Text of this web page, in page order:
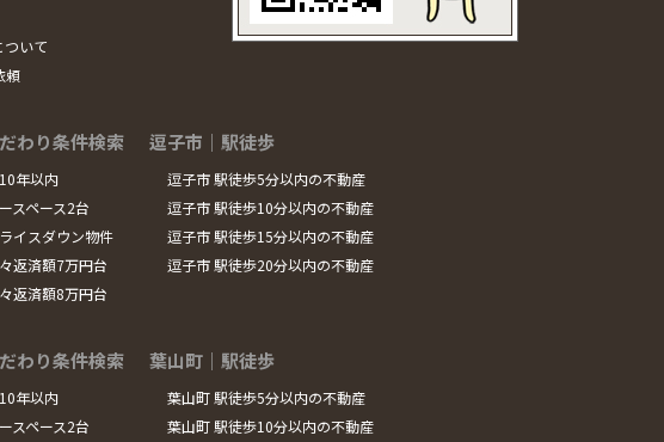
ついて
頼
わり条件検索
年以内
スペース2台
イスダウン物件
返済額7万円台
返済額8万円台
逗子市｜駅徒歩
逗子市 駅徒歩5分以内の不動産
逗子市 駅徒歩10分以内の不動産
逗子市 駅徒歩15分以内の不動産
逗子市 駅徒歩20分以内の不動産
わり条件検索
年以内
スペース2台
葉山町｜駅徒歩
葉山町 駅徒歩5分以内の不動産
葉山町 駅徒歩10分以内の不動産